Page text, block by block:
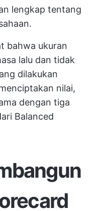
lengkap tentang
bahwa ukuran
lalu dan tidak
dilakukan
nilai,
dengan tiga
Balanced